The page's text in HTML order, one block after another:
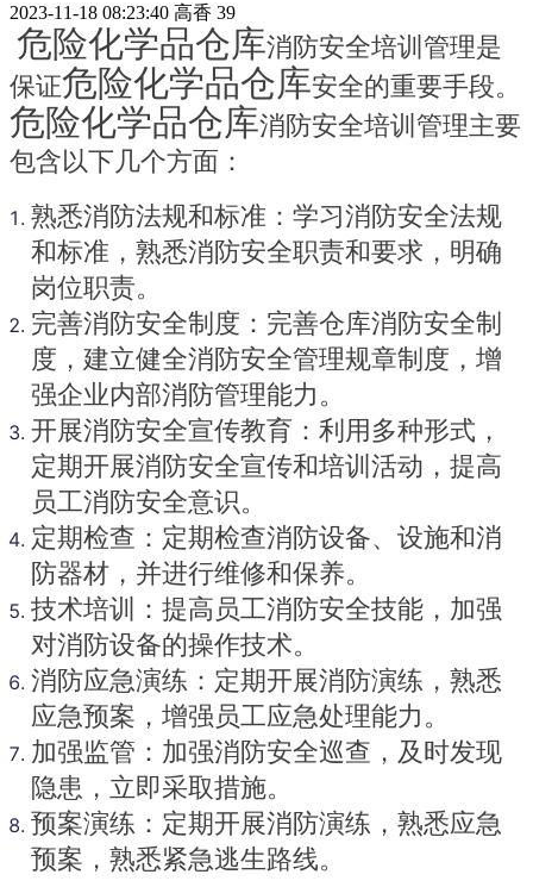
2023-11-18 08:23:40 高香 39
危险化学品仓库消防安全培训管理是
保证危险化学品仓库安全的重要手段。
危险化学品仓库消防安全培训管理主要
包含以下几个方面：
熟悉消防法规和标准：学习消防安全法规
和标准，熟悉消防安全职责和要求，明确
岗位职责。
完善消防安全制度：完善仓库消防安全制
度，建立健全消防安全管理规章制度，增
强企业内部消防管理能力。
开展消防安全宣传教育：利用多种形式，
定期开展消防安全宣传和培训活动，提高
员工消防安全意识。
定期检查：定期检查消防设备、设施和消
防器材，并进行维修和保养。
技术培训：提高员工消防安全技能，加强
对消防设备的操作技术。
消防应急演练：定期开展消防演练，熟悉
应急预案，增强员工应急处理能力。
加强监管：加强消防安全巡查，及时发现
隐患，立即采取措施。
预案演练：定期开展消防演练，熟悉应急
预案，熟悉紧急逃生路线。